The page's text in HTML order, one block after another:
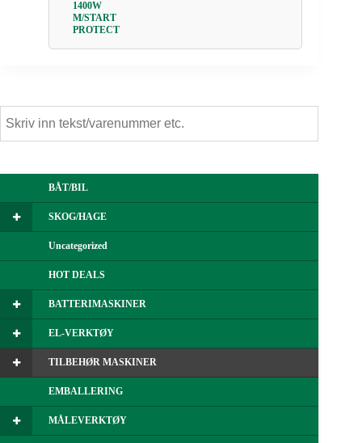
1400W
M/START
PROTECT
BÅT/BIL
SKOG/HAGE
Uncategorized
HOT DEALS
BATTERIMASKINER
EL-VERKTØY
TILBEHØR MASKINER
EMBALLERING
MÅLEVERKTØY